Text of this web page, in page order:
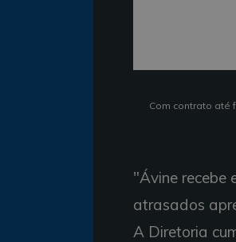
Com contrato até
"Ávine recebe
atrasados
A Diretoria